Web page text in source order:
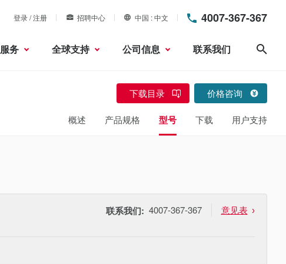
登录 / 注册 招聘中心 中国 中文 4007-367-367
服务 全球支持 公司信息 联系我们
下载目录 价格咨询
概述 产品规格 型号 下载 用户支持
联系我们: 4007-367-367 意见表